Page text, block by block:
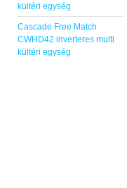
Cascade Free Match
CWHD42 inverteres multi
kültéri egység